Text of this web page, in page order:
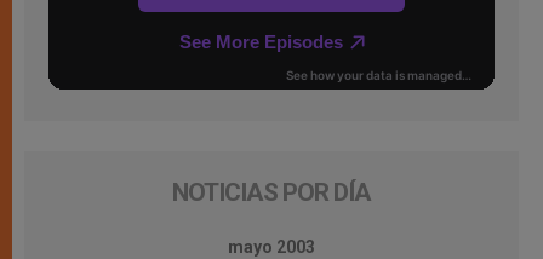
NOTICIAS POR DÍA
mayo 2003